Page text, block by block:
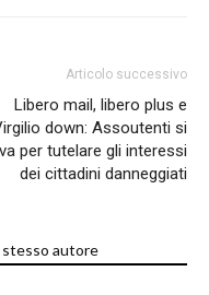
Articolo successivo
Libero mail, libero plus e
down: Assoutenti si
per tutelare gli interessi
dei cittadini danneggiati
stesso autore